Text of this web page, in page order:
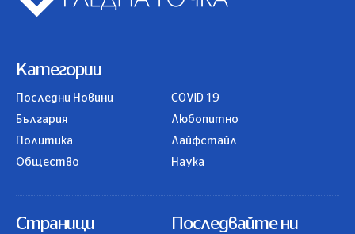
Категории
Последни Новини
България
Политика
Общество
COVID 19
Любопитно
Лайфстайл
Наука
Страници Последвайте ни